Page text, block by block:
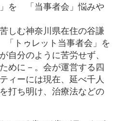
を 「当事者会」悩みや
しむ神奈川県在住の谷謙
「トゥレット当事者会」を
自分のように苦労せず、
めに－。会が運営する四
ィーには現在、延べ千人
打ち明け、治療法などの